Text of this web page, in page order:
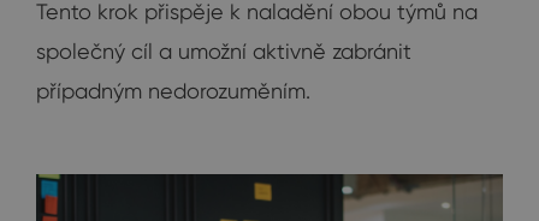
Tento krok přispěje k naladění obou týmů na
společný cíl a umožní aktivně zabránit
případným nedorozuměním.